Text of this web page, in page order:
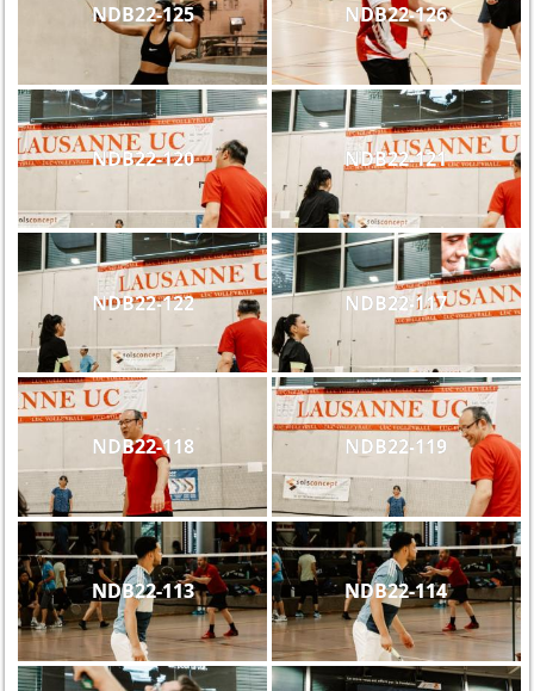
NDB22-125 NDB22-126
NDB22-120 NDB22-121
NDB22-122 NDB22-117
NDB22-118 NDB22-119
NDB22-113 NDB22-114